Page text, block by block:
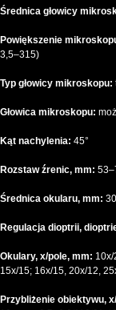
Średnica głowicy
Powiększenie
3,5–315)
Typ głowicy mikroskopu:
Głowica mikroskopu:
Kąt nachylenia: 45°
Rozstaw źrenic, mm:
Średnica okularu, mm: 30
Regulacja dioptrii,
Okulary, x/pole, mm:
15x/15; 16x/15, 20x/12,
Przybliżenie obiektywu,